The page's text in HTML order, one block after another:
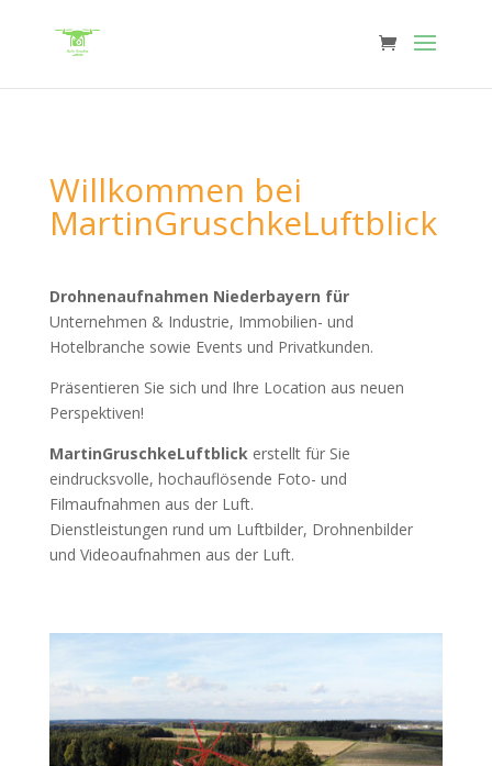
Willkommen bei
MartinGruschkeLuftblick
Drohnenaufnahmen Niederbayern für
Unternehmen & Industrie, Immobilien- und
Hotelbranche sowie Events und Privatkunden.
Präsentieren Sie sich und Ihre Location aus neuen
Perspektiven!
MartinGruschkeLuftblickerstellt für Sie
eindrucksvolle, hochauflösende Foto- und
Filmaufnahmen aus der Luft.
Dienstleistungen rund um Luftbilder, Drohnenbilder
und Videoaufnahmen aus der Luft.